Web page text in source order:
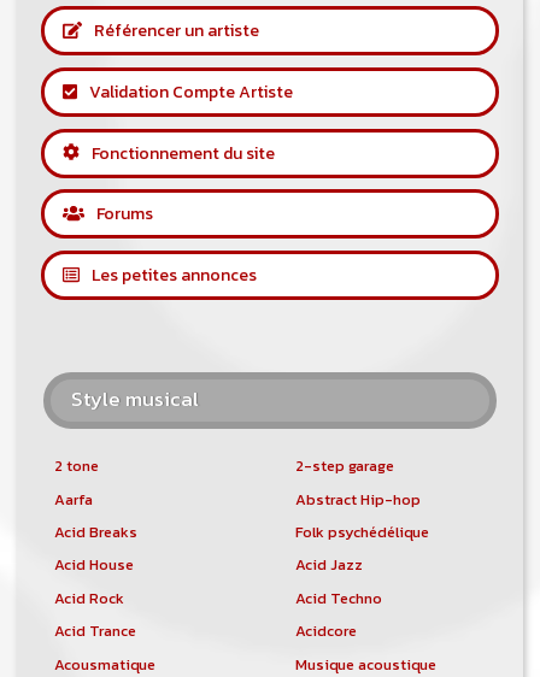
Référencer un artiste
Validation Compte Artiste
Fonctionnement du site
Forums
Les petites annonces
Style musical
2 tone
2-step garage
Aarfa
Abstract Hip-hop
Acid Breaks
Folk psychédélique
Acid House
Acid Jazz
Acid Rock
Acid Techno
Acid Trance
Acidcore
Acousmatique
Musique acoustique